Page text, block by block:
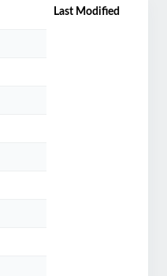
Last Modified